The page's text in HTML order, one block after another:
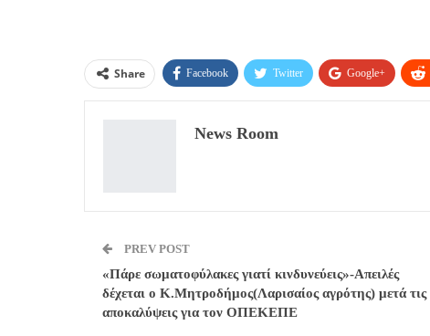
Share Facebook Twitter Google+
News Room
PREV POST
«Πάρε σωματοφύλακες γιατί κινδυνεύεις»-Απειλές
δέχεται ο Κ.Μητροδήμος(Λαρισαίος αγρότης) μετά τις
αποκαλύψεις για τον ΟΠΕΚΕΠΕ